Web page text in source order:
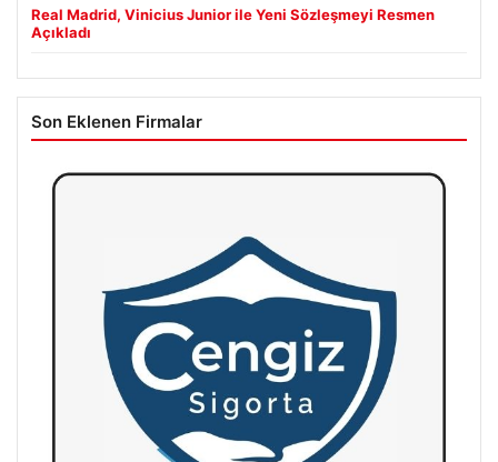
Real Madrid, Vinicius Junior ile Yeni Sözleşmeyi Resmen
Açıkladı
Son Eklenen Firmalar